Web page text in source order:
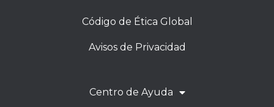
Código de Ética Global
Avisos de Privacidad
Centro de Ayuda